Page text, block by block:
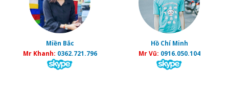
Miền Bắc
Mr Khanh: 0362.721.796
Hồ Chí Minh
Mr Vũ: 0916.050.104